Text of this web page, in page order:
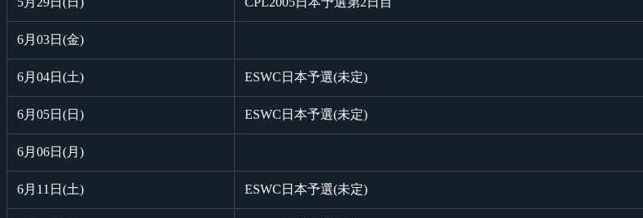
6月03日(金)
6月04日(土) ESWC日本予選(未定)
6月05日(日) ESWC日本予選(未定)
6月06日(月)
6月11日(土) ESWC日本予選(未定)